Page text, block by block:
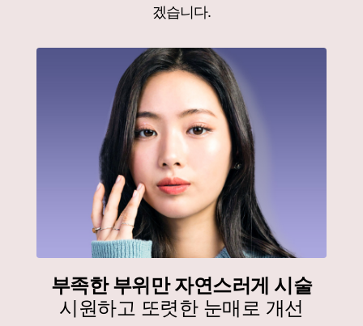
겠습니다.
부족한 부위만 자연스러게 시술
시원하고 또렷한 눈매로 개선